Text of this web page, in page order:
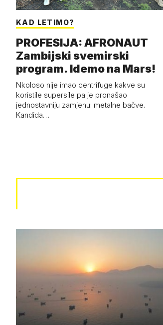
KAD LETIMO?
PROFESIJA: AFRONAUT
Zambijski svemirski
program. Idemo na Mars!
Nkoloso nije imao centrifuge kakve su
koristile supersile pa je pronašao
jednostavniju zamjenu: metalne bačve.
Kandida…